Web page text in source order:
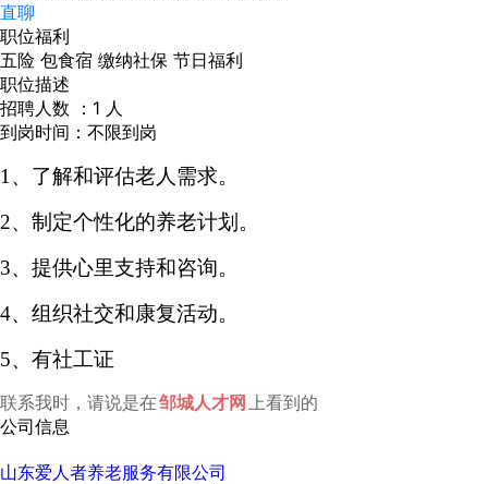
直聊
职位福利
五险 包食宿 缴纳社保 节日福利
职位描述
招聘人数 ：1 人
到岗时间：不限到岗
1、 了解和评估老人需求。
2、 制定个性化的养老计划。
3、 提供心里支持和咨询。
4、 组织社交和康复活动。
5、有社工证
联系我时，请说是在邹城人才网 上看到的
公司信息
山东爱人者养老服务有限公司